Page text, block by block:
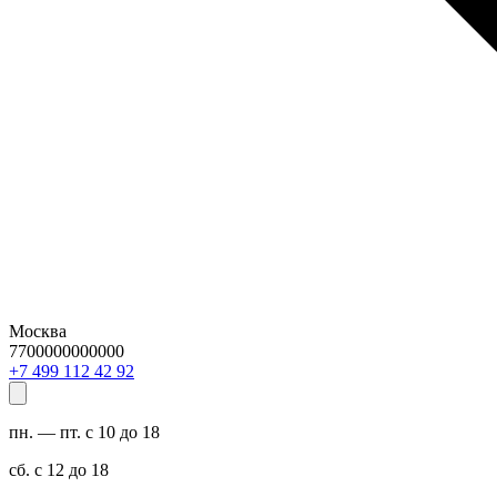
Москва
7700000000000
29 24 211 994 7+
пн. — пт. с 10 до 18
сб. с 12 до 18